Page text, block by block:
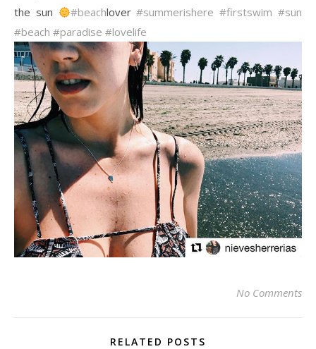
the sun
#beachlover#summerishere #firstswim #sun
#beach #paradise #lovelife
No Comments
RELATED POSTS